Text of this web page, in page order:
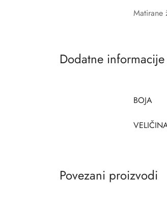
Matirane
Dodatne informacije
BOJA
Povezani proizvodi